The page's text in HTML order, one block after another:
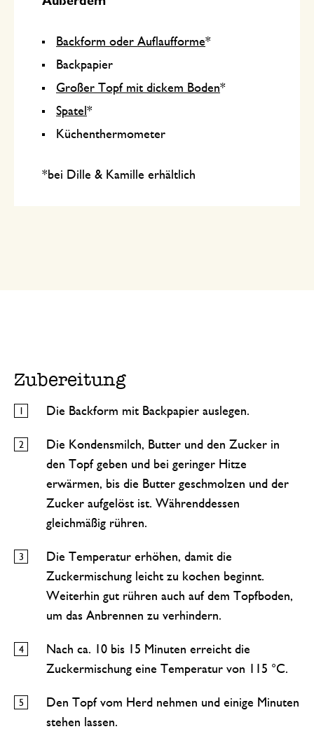
Backform oder Auflaufforme*
Backpapier
Großer Topf mit dickem Boden*
Spatel *
Küchenthermometer
*bei Dille & Kamille erhältlich
Zubereitung
Die Backform mit Backpapier auslegen.
Die Kondensmilch, Butter und den Zucker in
den Topf geben und bei geringer Hitze
erwärmen, bis die Butter geschmolzen und der
Zucker aufgelöst ist. Währenddessen
gleichmäßig rühren.
Die Temperatur erhöhen, damit die
Zuckermischung leicht zu kochen beginnt.
Weiterhin gut rühren auch auf dem Topfboden,
um das Anbrennen zu verhindern.
Nach ca. 10 bis 15 Minuten erreicht die
Zuckermischung eine Temperatur von 115 °C.
Den Topf vom Herd nehmen und einige Minuten
stehen lassen.